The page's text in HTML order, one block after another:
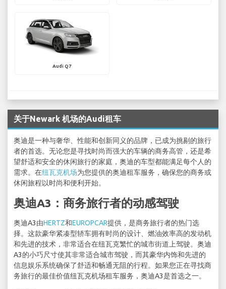
Audi Q7
关于Newark 机场的Audi租车
奥迪是一种与奢华、性能和创新同义的品牌，已成为挑剔的旅行
者的首选。无论您是寻找时尚而强大的车辆的商务高管，还是希
望舒适和安全的休闲旅行的家庭，奥迪的车型都能满足每个人的
需求。在纽瓦克机场为您提供的奥迪租车服务，确保您的商务或
休闲旅程以时尚和便利开始。
奥迪A3：商务旅行者的动感驾驶
奥迪A3由HERTZ和EUROPCAR提供，是商务旅行者的热门选
择。这款豪华紧凑型轿车拥有时尚的设计、燃油效率高的发动机
和先进的技术，非常适合在纽瓦克繁忙的城市街道上驾驶。奥迪
A3的小巧尺寸使其非常适合城市驾驶，而其豪华内饰和先进的
信息娱乐系统确保了舒适和畅通无阻的行程。如果您正在寻找商
务旅行的最佳价值纽瓦克机场租车服务，奥迪A3是首选之一。